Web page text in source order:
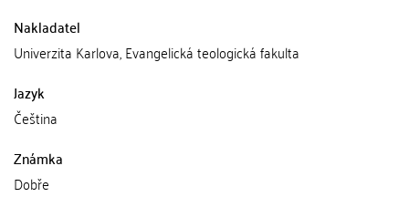
Nakladatel
Univerzita Karlova, Evangelická teologická fakulta
Jazyk
Čeština
Známka
Dobře